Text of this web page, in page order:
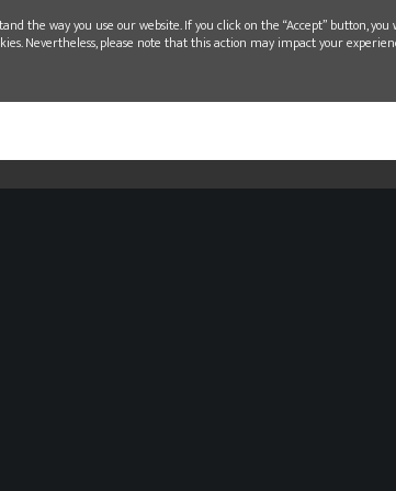
the way you use our website. If you click on the “Accept” button, you
Nevertheless, please note that this action may impact your